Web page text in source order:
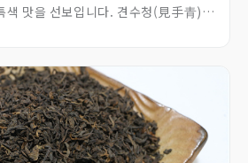
색 맛을 선보입니다. 견수청(見手青)
유롭게 젊은 감각의 새로운 보이차를
부담 없는 건강 관리에 도움이 됩니다.